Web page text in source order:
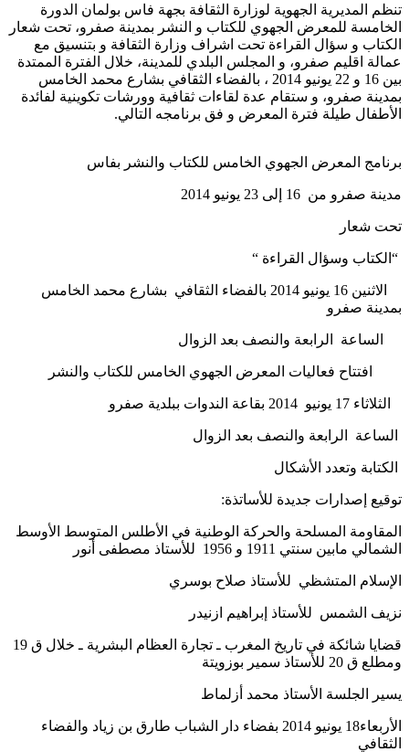
تنظم المديرية الجهوية لوزارة الثقافة بجهة فاس بولمان الدورة
الخامسة للمعرض الجهوي للكتاب و النشر بمدينة صفرو، تحت شعار
الكتاب و سؤال القراءة تحت اشراف وزارة الثقافة و بتنسيق مع
عمالة اقليم صفرو، و المجلس البلدي للمدينة، خلال الفترة الممتدة
بين 16 و 22 يونيو 2014 ، بالفضاء الثقافي بشارع محمد الخامس
بمدينة صفرو، و ستقام عدة لقاءات ثقافية وورشات تكوينية لفائدة
الأطفال طيلة فترة المعرض و فق برنامجه التالي.
برنامج المعرض الجهوي الخامس للكتاب والنشر بفاس
مدينة صفرو من 16 إلى 23 يونيو 2014
تحت شعار
“الكتاب وسؤال القراءة “
الاثنين 16 يونيو 2014 بالفضاء الثقافي بشارع محمد الخامس
بمدينة صفرو
الساعة الرابعة والنصف بعد الزوال
افتتاح فعاليات المعرض الجهوي الخامس للكتاب والنشر
الثلاثاء 17 يونيو 2014 بقاعة الندوات ببلدية صفرو
الساعة الرابعة والنصف بعد الزوال
الكتابة وتعدد الأشكال
توقيع إصدارات جديدة للأساتذة:
المقاومة المسلحة والحركة الوطنية في الأطلس المتوسط الأوسط
الشمالي مابين سنتي 1911 و 1956 للأستاذ مصطفى أنور
الإسلام المتشظي للأستاذ صلاح بوسري
نزيف الشمس للأستاذ إبراهيم ازنيدر
قضايا شائكة في تاريخ المغرب ـ تجارة العظام البشرية ـ خلال ق 19
ومطلع ق 20 للأستاذ سمير بوزويتة
يسير الجلسة الأستاذ محمد أزلماط
الأربعاء18 يونيو 2014 بفضاء دار الشباب طارق بن زياد والفضاء
الثقافي